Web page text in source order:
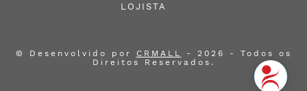
LOJISTA
© Desenvolvido por CRMALL
- 2026 - Todos os
Direitos Reservados.